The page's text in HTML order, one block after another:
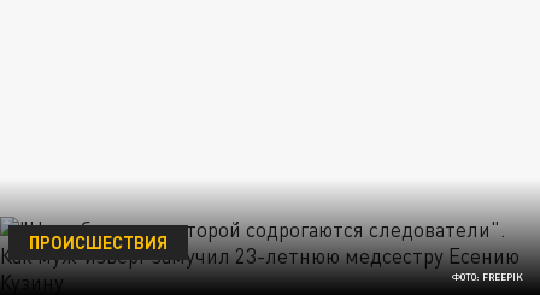
ФОТО: FREEPIK
ПРОИСШЕСТВИЯ